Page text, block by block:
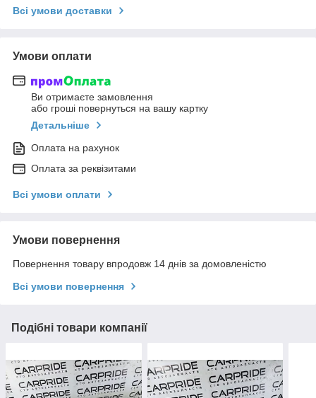
Всі умови доставки
Умови оплати
Ви отримаєте замовлення
або гроші повернуться на вашу картку
Детальніше
Оплата на рахунок
Оплата за реквізитами
Всі умови оплати
Умови повернення
Повернення товару впродовж 14 днів за домовленістю
Всі умови повернення
Подібні товари компанії